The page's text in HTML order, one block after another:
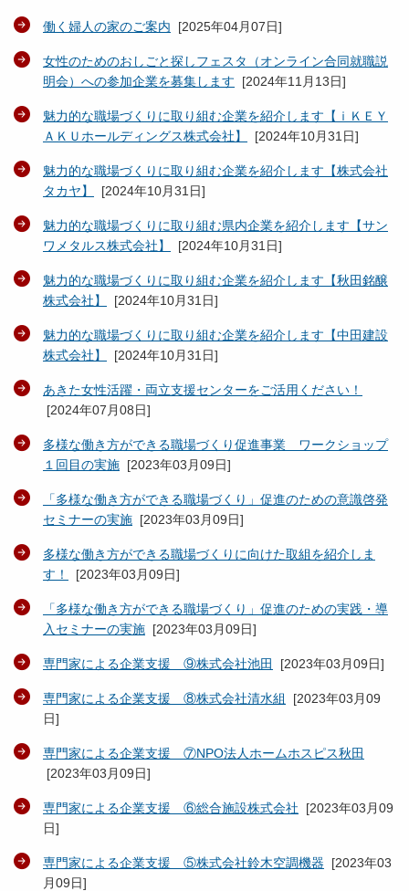
働く婦人の家のご案内 [2025年04月07日]
女性のためのおしごと探しフェスタ（オンライン合同就職説
明会）への参加企業を募集します [2024年11月13日]
魅力的な職場づくりに取り組む企業を紹介します【ｉＫＥＹ
ＡＫＵホールディングス株式会社】
[2024年10月31日]
魅力的な職場づくりに取り組む企業を紹介します【株式会社
タカヤ】
[2024年10月31日]
魅力的な職場づくりに取り組む県内企業を紹介します【サン
ワメタルス株式会社】
[2024年10月31日]
魅力的な職場づくりに取り組む企業を紹介します【秋田銘醸
株式会社】
[2024年10月31日]
魅力的な職場づくりに取り組む企業を紹介します【中田建設
株式会社】
[2024年10月31日]
あきた女性活躍・両立支援センターをご活用ください！
[2024年07月08日]
多様な働き方ができる職場づくり促進事業 ワークショップ
１回目の実施 [2023年03月09日]
「多様な働き方ができる職場づくり」促進のための意識啓発
セミナーの実施 [2023年03月09日]
多様な働き方ができる職場づくりに向けた取組を紹介しま
す！
[2023年03月09日]
「多様な働き方ができる職場づくり」促進のための実践・導
入セミナーの実施 [2023年03月09日]
専門家による企業支援 ⑨株式会社池田 [2023年03月09日]
専門家による企業支援 ⑧株式会社清水組 [2023年03月09
日]
専門家による企業支援 ⑦NPO法人ホームホスピス秋田
[2023年03月09日]
専門家による企業支援 ⑥総合施設株式会社 [2023年03月09
日]
専門家による企業支援 ⑤株式会社鈴木空調機器 [2023年03
月09日]